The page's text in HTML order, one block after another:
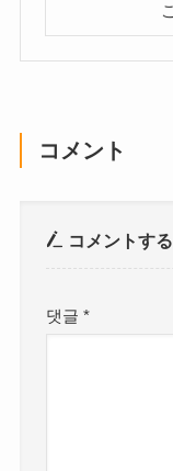
コメント
コメントする
댓글*